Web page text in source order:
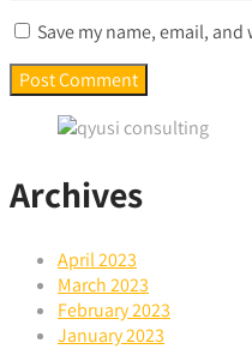
Save my name, email,
Archives
April 2023
March 2023
February 2023
January 2023